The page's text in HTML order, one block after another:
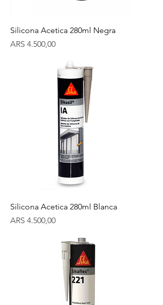
Silicona Acetica 280ml Negra
Precio
ARS 4.500,00
Silicona Acetica 280ml Blanca
Precio
ARS 4.500,00